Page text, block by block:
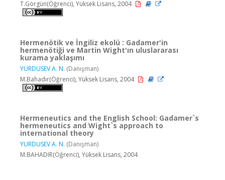
T.Görgün(Öğrenci), Yüksek Lisans, 2004
Hermenötik ve İngiliz ekolü : Gadamer'in
hermenötiği ve Martin Wight'ın uluslararası
kurama yaklaşımı
YURDUSEV A. N. (Danışman)
M.Bahadır(Öğrenci), Yüksek Lisans, 2004
Hermeneutics and the English School: Gadamer`s
hermeneutics and Wight`s approach to
international theory
YURDUSEV A. N. (Danışman)
M.BAHADIR(Öğrenci), Yüksek Lisans, 2004